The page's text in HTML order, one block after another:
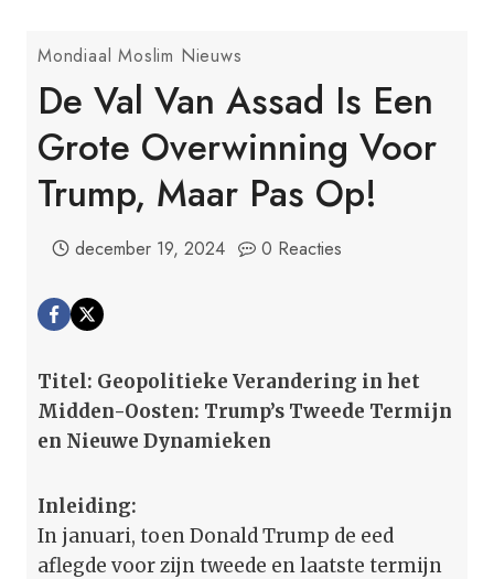
Mondiaal Moslim Nieuws
De Val Van Assad Is Een
Grote Overwinning Voor
Trump, Maar Pas Op!
december 19, 2024 0 Reacties
Titel: Geopolitieke Verandering in het
Midden-Oosten: Trump’s Tweede Termijn
en Nieuwe Dynamieken
Inleiding:
In januari, toen Donald Trump de eed
aflegde voor zijn tweede en laatste termijn